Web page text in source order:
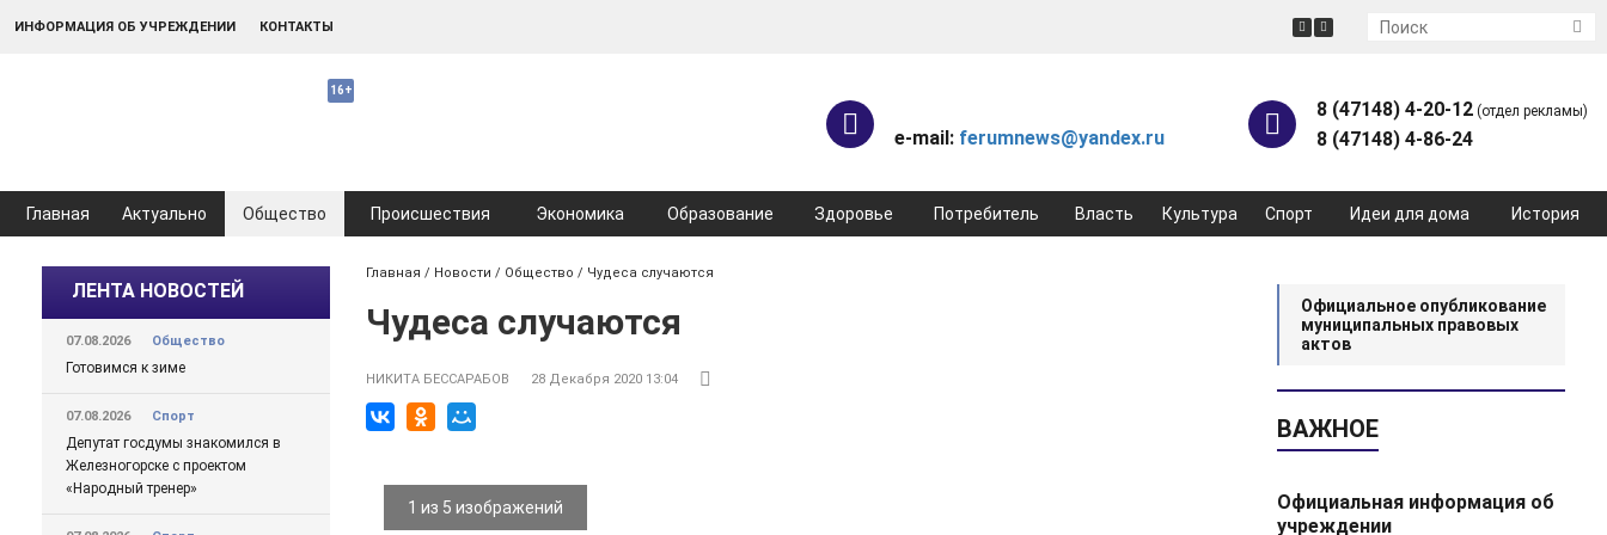
ИНФОРМАЦИЯ ОБ УЧРЕЖДЕНИИ КОНТАКТЫ
e-mail: ferumnews@yandex.ru
8 (47148) 4-20-12 (отдел рекламы)
8 (47148) 4-86-24
Главная Актуально Общество Происшествия Экономика Образование Здоровье Потребитель Власть Культура Спорт Идеи для дома История
ЛЕНТА НОВОСТЕЙ
07.08.2026 Общество
Готовимся к зиме
07.08.2026 Спорт
Депутат госдумы знакомился в
Железногорске с проектом
«Народный тренер»
Главная / Новости / Общество / Чудеса случаются
Чудеса случаются
НИКИТА БЕССАРАБОВ 28 Декабря 2020 13:04
1 из 5 изображений
Официальное опубликование
муниципальных правовых
актов
ВАЖНОЕ
Официальная информация об
учреждении